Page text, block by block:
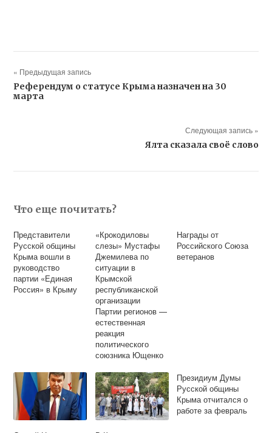
« Предыдущая запись
Референдум о статусе Крыма назначен на 30
марта
Следующая запись »
Ялта сказала своё слово
Что еще почитать?
Представители
Русской общины
Крыма вошли в
руководство
партии «Единая
Россия» в Крыму
«Крокодиловы
слезы» Мустафы
Джемилева по
ситуации в
Крымской
республиканской
организации
Партии регионов —
естественная
реакция
политического
союзника Ющенко
«Киселев-
Гриценко»
Награды от
Российского Союза
ветеранов
Президиум Думы
Русской общины
Крыма отчитался о
работе за февраль